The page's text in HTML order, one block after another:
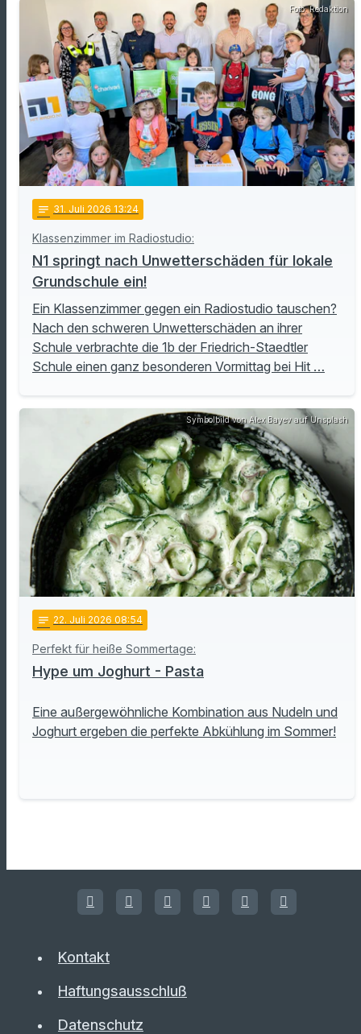
Foto: Redaktion
notes 31. Juli 2026 13:24
Klassenzimmer im Radiostudio:
N1 springt nach Unwetterschäden für lokale
Grundschule ein!
Ein Klassenzimmer gegen ein Radiostudio tauschen?
Nach den schweren Unwetterschäden an ihrer
Schule verbrachte die 1b der Friedrich-Staedtler
Schule einen ganz besonderen Vormittag bei Hit …
Symbolbild von Alex Bayev auf Unsplash
notes 22. Juli 2026 08:54
Perfekt für heiße Sommertage:
Hype um Joghurt - Pasta
Eine außergewöhnliche Kombination aus Nudeln und
Joghurt ergeben die perfekte Abkühlung im Sommer!
Kontakt
Haftungsausschluß
Datenschutz